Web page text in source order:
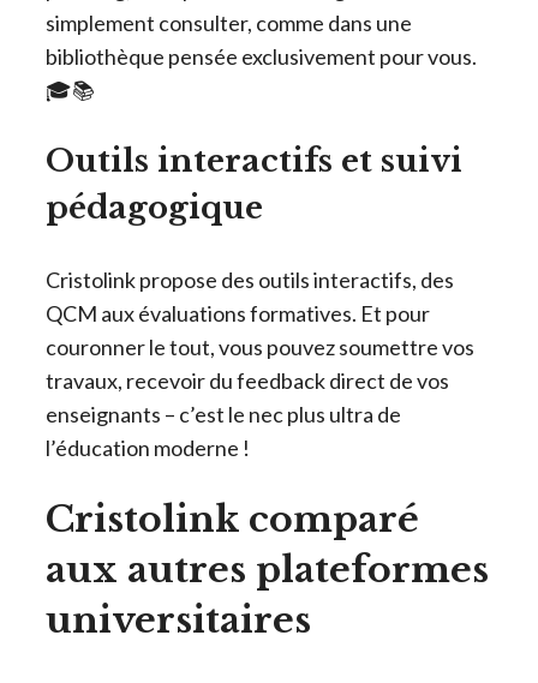
simplement consulter, comme dans une
bibliothèque pensée exclusivement pour vous.
🎓📚
Outils interactifs et suivi
pédagogique
Cristolink propose des outils interactifs, des
QCM aux évaluations formatives. Et pour
couronner le tout, vous pouvez soumettre vos
travaux, recevoir du feedback direct de vos
enseignants – c’est le nec plus ultra de
l’éducation moderne !
Cristolink comparé
aux autres plateformes
universitaires